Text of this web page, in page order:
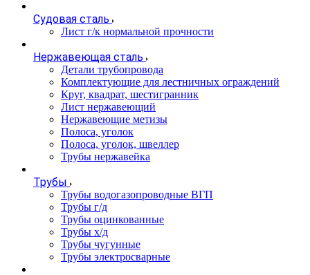
Судовая сталь
Лист г/к нормальной прочности
Нержавеющая сталь
Детали трубопровода
Комплектующие для лестничных ограждений
Круг, квадрат, шестигранник
Лист нержавеющий
Нержавеющие метизы
Полоса, уголок
Полоса, уголок, швеллер
Трубы нержавейка
Трубы
Трубы водогазопроводные ВГП
Трубы г/д
Трубы оцинкованные
Трубы х/д
Трубы чугунные
Трубы электросварные